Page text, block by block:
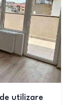
utilizare